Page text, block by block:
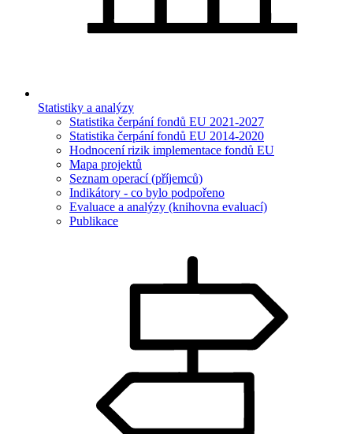
Statistiky a analýzy
Statistika čerpání fondů EU 2021-2027
Statistika čerpání fondů EU 2014-2020
Hodnocení rizik implementace fondů EU
Mapa projektů
Seznam operací (příjemců)
Indikátory - co bylo podpořeno
Evaluace a analýzy (knihovna evaluací)
Publikace